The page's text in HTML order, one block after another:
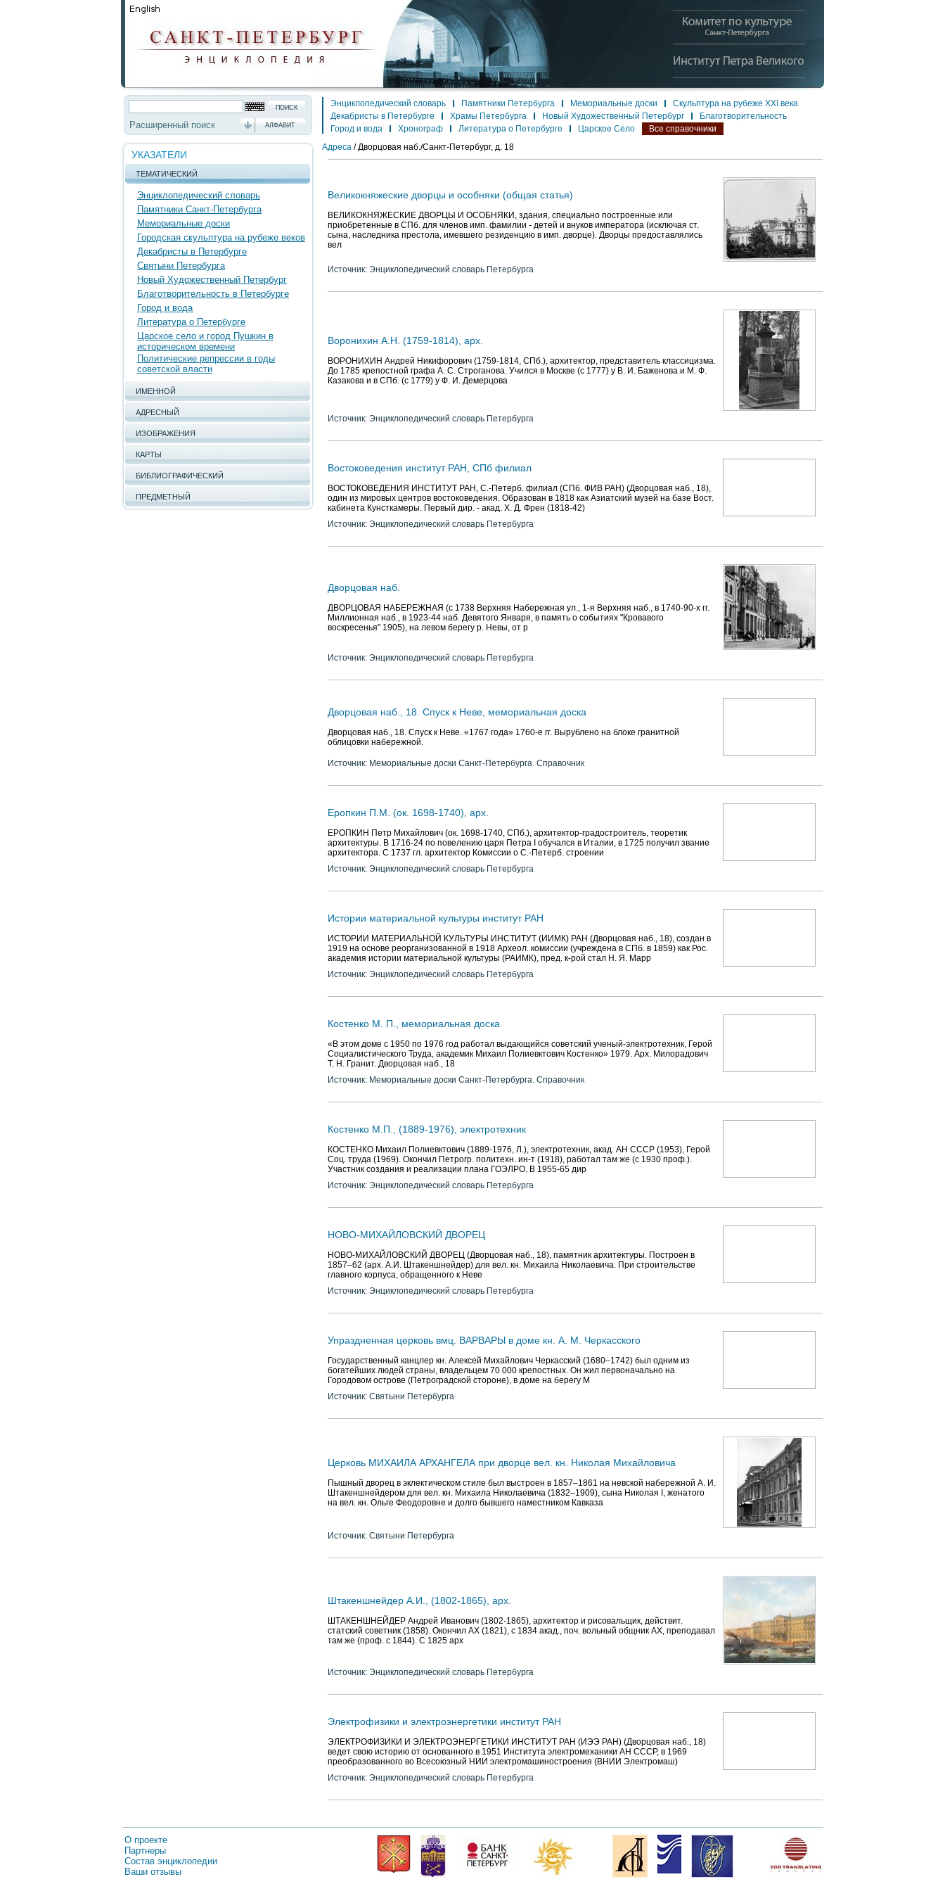
Расширенный поиск АЛФАВИТ
УКАЗАТЕЛИ
ТЕМАТИЧЕСКИЙ
Энциклопедический словарь
Памятники Санкт-Петербурга
Мемориальные доски
Городская скульптура на рубеже веков
Декабристы в Петербурге
Святыни Петербурга
Новый Художественный Петербург
Благотворительность в Петербурге
Город и вода
Литература о Петербурге
Царское село и город Пушкин в
историческом времени
Политические репрессии в годы
советской власти
ИМЕННОЙ
АДРЕСНЫЙ
ИЗОБРАЖЕНИЯ
КАРТЫ
БИБЛИОГРАФИЧЕСКИЙ
ПРЕДМЕТНЫЙ
Энциклопедический словарь Памятники Петербурга Мемориальные доски
Скульптура на рубеже XXI века
Декабристы в Петербурге
Храмы Петербурга Новый Художественный Петербург
Благотворительность
Город и вода
Хронограф Литература о Петербурге Царское Село
Все справочники
Адреса / Дворцовая наб./Санкт-Петербург, д. 18
Великокняжеские дворцы и особняки (общая статья)
ВЕЛИКОКНЯЖЕСКИЕ ДВОРЦЫ И ОСОБНЯКИ, здания, специально построенные или
приобретенные в СПб. для членов имп. фамилии - детей и внуков императора (исключая ст.
сына, наследника престола, имевшего резиденцию в имп. дворце). Дворцы предоставлялись
вел
Источник: Энциклопедический словарь Петербурга
Воронихин А.Н. (1759-1814), арх.
ВОРОНИХИН Андрей Никифорович (1759-1814, СПб.), архитектор, представитель классицизма.
До 1785 крепостной графа А. С. Строганова. Учился в Москве (с 1777) у В. И. Баженова и М. Ф.
Казакова и в СПб. (с 1779) у Ф. И. Демерцова
Источник: Энциклопедический словарь Петербурга
Востоковедения институт РАН, СПб филиал
ВОСТОКОВЕДЕНИЯ ИНСТИТУТ РАН, С.-Петерб. филиал (СПб. ФИВ РАН) (Дворцовая наб., 18),
один из мировых центров востоковедения. Образован в 1818 как Азиатский музей на базе Вост.
кабинета Кунсткамеры. Первый дир. - акад. Х. Д. Френ (1818-42)
Источник: Энциклопедический словарь Петербурга
Дворцовая наб.
ДВОРЦОВАЯ НАБЕРЕЖНАЯ (с 1738 Верхняя Набережная ул., 1-я Верхняя наб., в 1740-90-х гг.
Миллионная наб., в 1923-44 наб. Девятого Января, в память о событиях "Кровавого
воскресенья" 1905), на левом берегу р. Невы, от р
Источник: Энциклопедический словарь Петербурга
Дворцовая наб., 18. Спуск к Неве, мемориальная доска
Дворцовая наб., 18. Спуск к Неве. «1767 года» 1760-е гг. Вырублено на блоке гранитной
облицовки набережной.
Источник: Мемориальные доски Санкт-Петербурга. Справочник
Еропкин П.М. (ок. 1698-1740), арх.
ЕРОПКИН Петр Михайлович (ок. 1698-1740, СПб.), архитектор-градостроитель, теоретик
архитектуры. В 1716-24 по повелению царя Петра I обучался в Италии, в 1725 получил звание
архитектора. С 1737 гл. архитектор Комиссии о С.-Петерб. строении
Источник: Энциклопедический словарь Петербурга
Истории материальной культуры институт РАН
ИСТОРИИ МАТЕРИАЛЬНОЙ КУЛЬТУРЫ ИНСТИТУТ (ИИМК) РАН (Дворцовая наб., 18), создан в
1919 на основе реорганизованной в 1918 Археол. комиссии (учреждена в СПб. в 1859) как Рос.
академия истории материальной культуры (РАИМК), пред. к-рой стал Н. Я. Марр
Источник: Энциклопедический словарь Петербурга
Костенко М. П., мемориальная доска
«В этом доме с 1950 по 1976 год работал выдающийся советский ученый-электротехник, Герой
Социалистического Труда, академик Михаил Полиевктович Костенко» 1979. Арх. Милорадович
Т. Н. Гранит. Дворцовая наб., 18
Источник: Мемориальные доски Санкт-Петербурга. Справочник
Костенко М.П., (1889-1976), электротехник
КОСТЕНКО Михаил Полиевктович (1889-1976, Л.), электротехник, акад. АН СССР (1953), Герой
Соц. труда (1969). Окончил Петрогр. политехн. ин-т (1918), работал там же (с 1930 проф.).
Участник создания и реализации плана ГОЭЛРО. В 1955-65 дир
Источник: Энциклопедический словарь Петербурга
НОВО-МИХАЙЛОВСКИЙ ДВОРЕЦ
НОВО-МИХАЙЛОВСКИЙ ДВОРЕЦ (Дворцовая наб., 18), памятник архитектуры. Построен в
1857–62 (арх. А.И. Штакеншнейдер) для вел. кн. Михаила Николаевича. При строительстве
главного корпуса, обращенного к Неве
Источник: Энциклопедический словарь Петербурга
Упраздненная церковь вмц. ВАРВАРЫ в доме кн. А. М. Черкасского
Государственный канцлер кн. Алексей Михайлович Черкасский (1680–1742) был одним из
богатейших людей страны, владельцем 70 000 крепостных. Он жил первоначально на
Городовом острове (Петроградской стороне), в доме на берегу М
Источник: Святыни Петербурга
Церковь МИХАИЛА АРХАНГЕЛА при дворце вел. кн. Николая Михайловича
Пышный дворец в эклектическом стиле был выстроен в 1857–1861 на невской набережной А. И.
Штакеншнейдером для вел. кн. Михаила Николаевича (1832–1909), сына Николая I, женатого
на вел. кн. Ольге Феодоровне и долго бывшего наместником Кавказа
Источник: Святыни Петербурга
Штакеншнейдер А.И., (1802-1865), арх.
ШТАКЕНШНЕЙДЕР Андрей Иванович (1802-1865), архитектор и рисовальщик, действит.
статский советник (1858). Окончил АХ (1821), с 1834 акад., поч. вольный общник АХ, преподавал
там же (проф. с 1844). С 1825 арх
Источник: Энциклопедический словарь Петербурга
Электрофизики и электроэнергетики институт РАН
ЭЛЕКТРОФИЗИКИ И ЭЛЕКТРОЭНЕРГЕТИКИ ИНСТИТУТ РАН (ИЭЭ РАН) (Дворцовая наб., 18)
ведет свою историю от основанного в 1951 Института электромеханики АН СССР, в 1969
преобразованного во Всесоюзный НИИ электромашиностроения (ВНИИ Электромаш)
Источник: Энциклопедический словарь Петербурга
О проекте
Партнеры
Состав энциклопедии
Ваши отзывы